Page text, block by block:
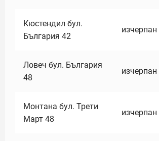
Кюстендил бул.
България 42
изчерпан
Ловеч бул. България
48
изчерпан
Монтана бул. Трети
Март 48
изчерпан